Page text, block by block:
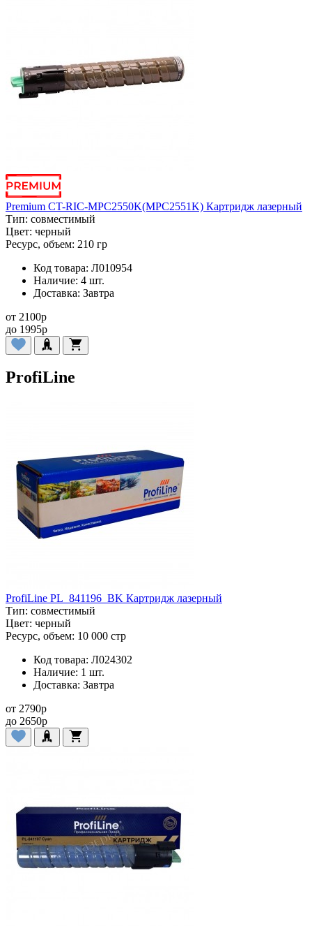
Premium CT-RIC-MPC2550K(MPC2551K) Картридж лазерный
Тип: совместимый
Цвет: черный
Ресурс, объем: 210 гр
Код товара: Л010954
Наличие: 4 шт.
Доставка: Завтра
от 2100p
до 1995p
ProfiLine
ProfiLine PL_841196_BK Картридж лазерный
Тип: совместимый
Цвет: черный
Ресурс, объем: 10 000 стр
Код товара: Л024302
Наличие: 1 шт.
Доставка: Завтра
от 2790p
до 2650p